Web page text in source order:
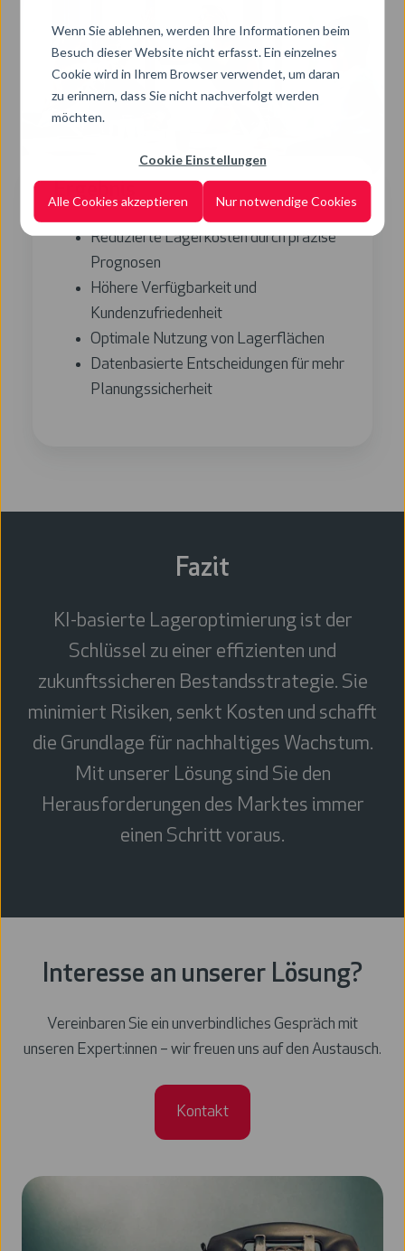
Wenn Sie ablehnen, werden Ihre Informationen beim
Besuch dieser Website nicht erfasst. Ein einzelnes
Cookie wird in Ihrem Browser verwendet, um daran
zu erinnern, dass Sie nicht nachverfolgt werden
möchten.
Cookie Einstellungen
Alle Cookies akzeptieren Nur notwendige Cookies
Reduzierte Lagerkosten durch präzise
Prognosen
Höhere Verfügbarkeit und
Kundenzufriedenheit
Optimale Nutzung von Lagerflächen
Datenbasierte Entscheidungen für mehr
Planungssicherheit
Fazit
KI-basierte Lageroptimierung ist der
Schlüssel zu einer effizienten und
zukunftssicheren Bestandsstrategie. Sie
minimiert Risiken, senkt Kosten und schafft
die Grundlage für nachhaltiges Wachstum.
Mit unserer Lösung sind Sie den
Herausforderungen des Marktes immer
einen Schritt voraus.
Interesse an unserer Lösung?
Vereinbaren Sie ein unverbindliches Gespräch mit
unseren Expert:innen – wir freuen uns auf den Austausch.
Kontakt